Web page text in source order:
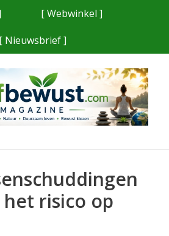
[ Webwinkel ]
[ Nieuwsbrief ]
risico op